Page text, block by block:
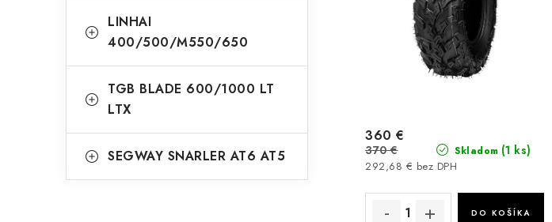
LINHAI
400/500/M550/650
TGB BLADE 600/1000 LT
LTX
SEGWAY SNARLER AT6 AT5 Skladom (1 ks)
292,68 € bez DPH
360 €
370 €
DO KOŠÍKA